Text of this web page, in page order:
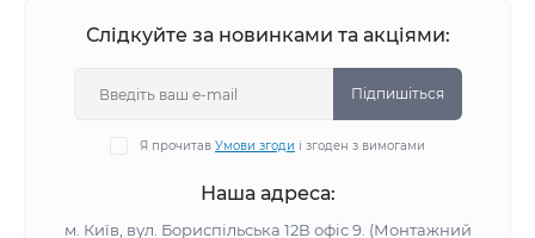
потрібно враховувати, що Ваша система СКУД може
працювати з картами стандарту EM-Marine або Mifare
Слідкуйте за новинками та акціями:
Підпишіться
Я прочитав Умови згоди і згоден з вимогами
Наша адреса:
м. Київ, вул. Бориспільська 12В офіс 9. (Монтажний